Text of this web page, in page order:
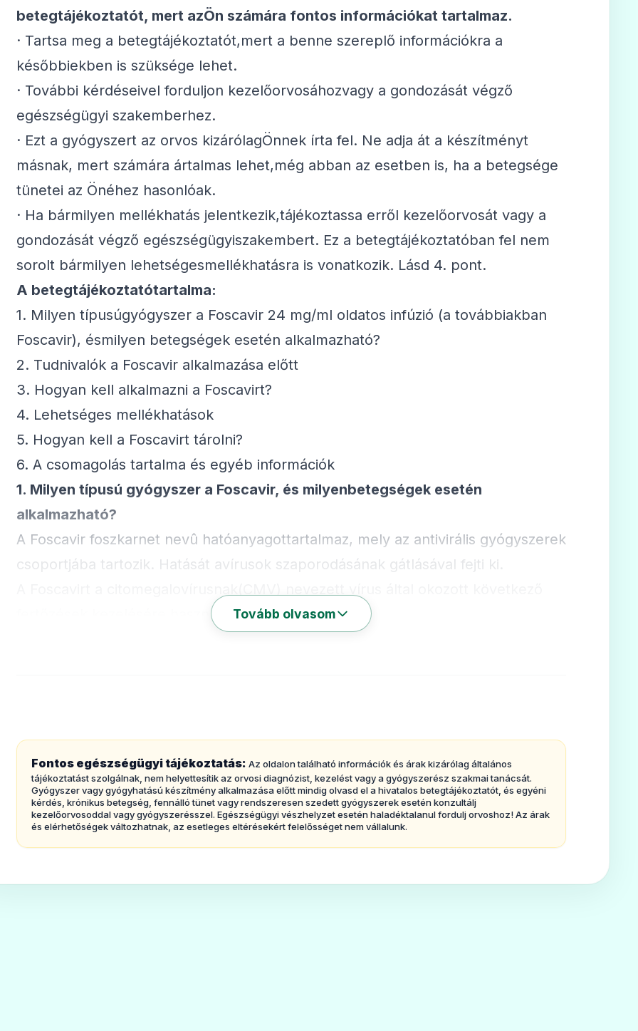
betegtájékoztatót, mert azÖn számára fontos információkat tartalmaz.
· Tartsa meg a betegtájékoztatót,mert a benne szereplő információkra a
későbbiekben is szüksége lehet.
· További kérdéseivel forduljon kezelőorvosáhozvagy a gondozását végző
egészségügyi szakemberhez.
· Ezt a gyógyszert az orvos kizárólagÖnnek írta fel. Ne adja át a készítményt
másnak, mert számára ártalmas lehet,még abban az esetben is, ha a betegsége
tünetei az Önéhez hasonlóak.
· Ha bármilyen mellékhatás jelentkezik,tájékoztassa erről kezelőorvosát vagy a
gondozását végző egészségügyiszakembert. Ez a betegtájékoztatóban fel nem
sorolt bármilyen lehetségesmellékhatásra is vonatkozik. Lásd 4. pont.
A betegtájékoztatótartalma:
1. Milyen típusúgyógyszer a Foscavir 24 mg/ml oldatos infúzió (a továbbiakban
Foscavir), ésmilyen betegségek esetén alkalmazható?
2. Tudnivalók a Foscavir alkalmazása előtt
3. Hogyan kell alkalmazni a Foscavirt?
4. Lehetséges mellékhatások
5. Hogyan kell a Foscavirt tárolni?
6. A csomagolás tartalma és egyéb információk
1. Milyen típusú gyógyszer a Foscavir, és milyenbetegségek esetén
alkalmazható?
A Foscavir foszkarnet nevû hatóanyagottartalmaz, mely az antivirális gyógyszerek
csoportjába tartozik. Hatását avírusok szaporodásának gátlásával fejti ki.
fertőzések kezelésére használják:
tüneteinek a megjelenése előttazonosítani lehet a szervezetben szaporodó
vírust. Ezt CMV virémiának nevezik.A Foscavir azoknál a betegeknél
alkalmazható, akiknél a ganciklovir-kezeléseredménytelen, vagy a ganciklovir a
vérképzésre gyakorolt negatív hatásai miattnem alkalmazható.
· CMV okozta szemgyulladás (korioretinitisz,a szem érhártyájának és
megakadályozza, hogy az állapot tovább romoljon, de a már létrejöttkárosodást
Tovább olvasom
Fontos egészségügyi tájékoztatás: Az oldalon található információk és árak kizárólag általános
tájékoztatást szolgálnak, nem helyettesítik az orvosi diagnózist, kezelést vagy a gyógyszerész szakmai tanácsát.
Gyógyszer vagy gyógyhatású készítmény alkalmazása előtt mindig olvasd el a hivatalos betegtájékoztatót, és egyéni
kérdés, krónikus betegség, fennálló tünet vagy rendszeresen szedett gyógyszerek esetén konzultálj
kezelőorvosoddal vagy gyógyszerésszel. Egészségügyi vészhelyzet esetén haladéktalanul fordulj orvoshoz! Az árak
és elérhetőségek változhatnak, az esetleges eltérésekért felelősséget nem vállalunk.